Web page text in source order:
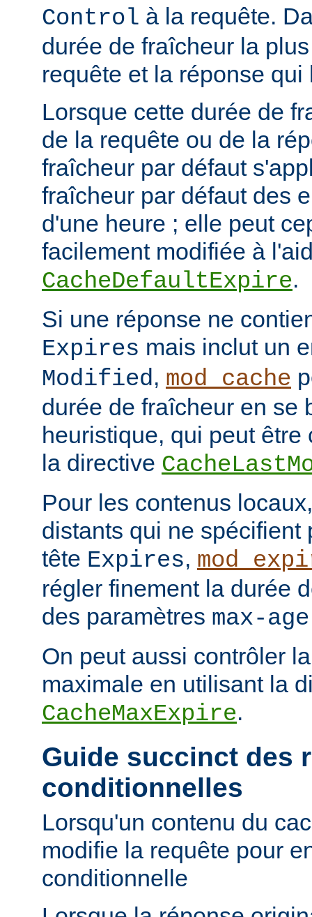
Control à la requête.
durée de fraîcheur la
requête et la réponse qui
Lorsque cette durée de
de la requête ou de la
fraîcheur par défaut
fraîcheur par défaut des
d'une heure ; elle peut
facilement modifiée à
CacheDefaultExpire.
Si une réponse ne
Expires mais inclut un
Modified, mod_cache
durée de fraîcheur en se
heuristique, qui peut
la directive
Pour les contenus
distants qui ne spécifient
tête Expires,
régler finement la durée
des paramètres max-age
On peut aussi contrôler
maximale en utilisant la
CacheMaxExpire.
Guide succinct des
conditionnelles
Lorsqu'un contenu du
modifie la requête pour
conditionnelle